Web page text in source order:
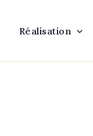
Réalisation